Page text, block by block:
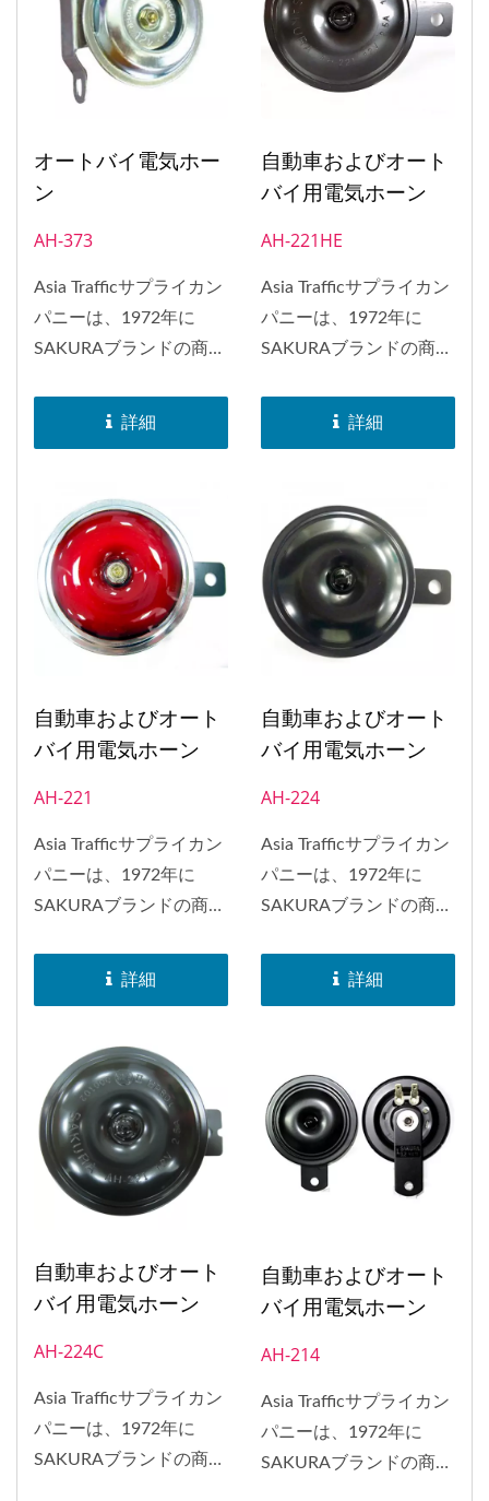
配布されました。1998
年には、ホーンのEマー
ク承認を取得しました。
配布されました。1998
年には、ホーンのEマー
ク承認を取得しました。
オートバイ電気ホー
ン
AH-373
Asia Trafficサプライカン
パニーは、1972年に
SAKURAブランドの商標
SAKURAブランドのホー
ーロッパ、南アフリカ、
アメリカなど、世界中に
配布されました。1998
年には、ホーンのEマー
ク承認を取得しました。
詳細
自動車およびオート
バイ用電気ホーン
AH-221HE
Asia Trafficサプライカン
パニーは、1972年に
SAKURAブランドの商標
SAKURAブランドのホー
ーロッパ、南アフリカ、
アメリカなど、世界中に
配布されました。1998
年には、ホーンのEマー
ク承認を取得しました。
詳細
自動車およびオート
バイ用電気ホーン
AH-221
Asia Trafficサプライカン
パニーは、1972年に
SAKURAブランドの商標
SAKURAブランドのホー
ーロッパ、南アフリカ、
アメリカなど、世界中に
配布されました。1998
年には、ホーンのEマー
ク承認を取得しました。
詳細
自動車およびオート
バイ用電気ホーン
AH-224
Asia Trafficサプライカン
パニーは、1972年に
SAKURAブランドの商標
SAKURAブランドのホー
アメリカなど、世界中に
配布されました。1998
年には、ホーンのEマー
ク承認を取得しました。
詳細
自動車およびオート
バイ用電気ホーン
AH-224C
Asia Trafficサプライカン
パニーは、1972年に
SAKURAブランドの商標
自動車およびオート
バイ用電気ホーン
AH-214
Asia Trafficサプライカン
パニーは、1972年に
SAKURAブランドの商標